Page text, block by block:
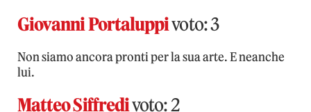
Giovanni Portaluppivoto: 3
Non siamo ancora pronti per la sua arte. E neanche
lui.
Matteo Siffredivoto: 2